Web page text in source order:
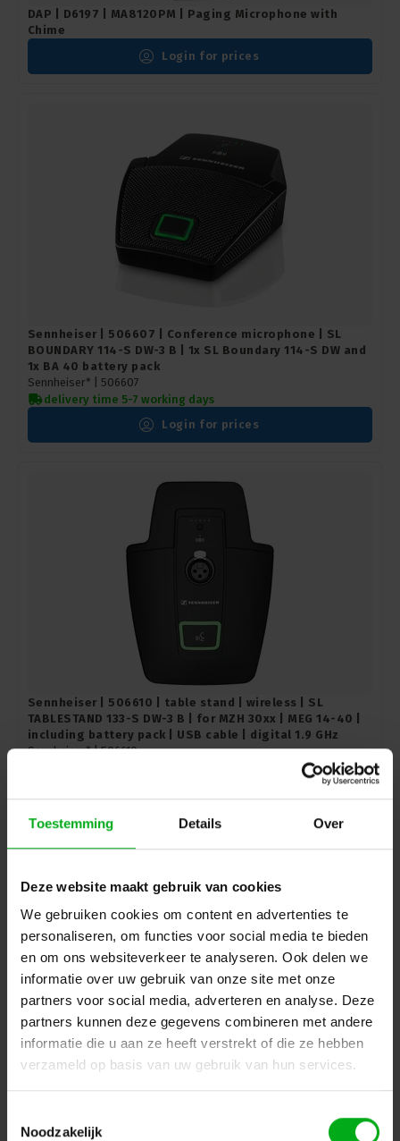
Toestemming Details Over
Deze website maakt gebruik van cookies
We gebruiken cookies om content en advertenties te
personaliseren, om functies voor social media te bieden
en om ons websiteverkeer te analyseren. Ook delen we
informatie over uw gebruik van onze site met onze
partners voor social media, adverteren en analyse. Deze
partners kunnen deze gegevens combineren met andere
informatie die u aan ze heeft verstrekt of die ze hebben
verzameld op basis van uw gebruik van hun services.
Noodzakelijk
DAP | D6197 | MA8120PM | Paging Microphone with
Chime
Login for prices
Sennheiser | 506607 | Conference microphone | SL
BOUNDARY 114-S DW-3 B | 1x SL Boundary 114-S DW and
1x BA 40 battery pack
Sennheiser* | 506607
delivery time 5-7 working days
Login for prices
Sennheiser | 506610 | table stand | wireless | SL
TABLESTAND 133-S DW-3 B | for MZH 30xx | MEG 14-40 |
including battery pack | USB cable | digital 1.9 GHz
Sennheiser* |506610
Sennheiser | 506612 | table stand | wireless | SL
TABLESTAND 153-S DW-3 B | MEG 14-40 | including
delivery time 5-7 working days